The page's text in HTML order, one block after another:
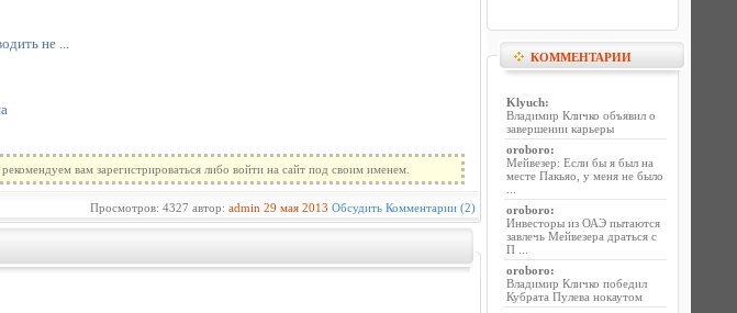
не ...
вам зарегистрироваться либо войти на сайт под своим именем.
Просмотров: 4327 автор: admin 29 мая 2013 Обсудить Комментарии (2)
КОММЕНТАРИИ
Klyuch:
Владимир Кличко объявил о
завершении карьеры
oroboro:
Мейвезер: Если бы я был на
месте Пакьяо, у меня не было
oroboro:
Инвесторы из ОАЭ пытаются
завлечь Мейвезера драться с
П ...
oroboro:
Владимир Кличко победил
Кубрата Пулева нокаутом